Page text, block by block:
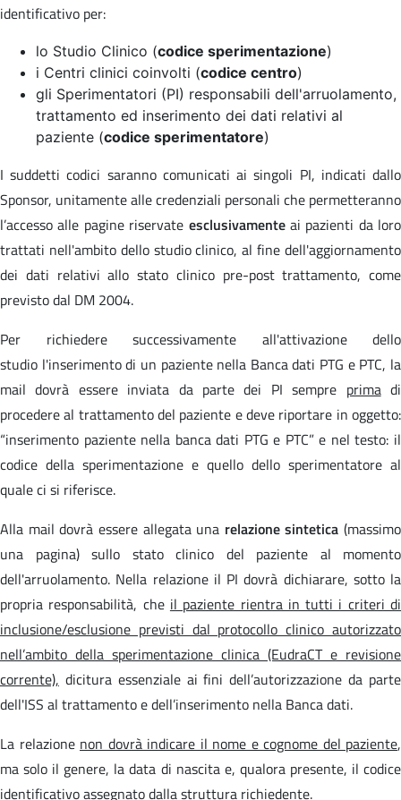
identificativo per:
lo Studio Clinico (codice sperimentazione)
i Centri clinici coinvolti (codice centro)
gli Sperimentatori (PI) responsabili dell'arruolamento,
trattamento ed inserimento dei dati relativi al
paziente (codice sperimentatore)
I suddetti codici saranno comunicati ai singoli PI, indicati dallo
Sponsor, unitamente alle credenziali personali che permetteranno
l’accesso alle pagine riservate esclusivamente ai pazienti da loro
trattati nell'ambito dello studio clinico, al fine dell'aggiornamento
dei dati relativi allo stato clinico pre-post trattamento, come
previsto dal DM 2004.
Per richiedere successivamente all'attivazione dello
studio l'inserimento di un paziente nella Banca dati PTG e PTC, la
mail dovrà essere inviata da parte dei PI sempre primadi
procedere al trattamento del paziente e deve riportare in oggetto:
“inserimento paziente nella banca dati PTG e PTC” e nel testo: il
codice della sperimentazione e quello dello sperimentatore al
quale ci si riferisce.
Alla mail dovrà essere allegata una relazione sintetica (massimo
una pagina) sullo stato clinico del paziente al momento
dell'arruolamento. Nella relazione il PI dovrà dichiarare, sotto la
propria responsabilità, che il paziente rientra in tutti i criteri di
inclusione/esclusione previsti dal protocollo clinico autorizzato
nell’ambito della sperimentazione clinica (EudraCT e revisione
corrente), dicitura essenziale ai fini dell’autorizzazione da parte
dell'ISS al trattamento e dell’inserimento nella Banca dati.
La relazione non dovrà indicare il nome e cognome del paziente,
ma solo il genere, la data di nascita e, qualora presente, il codice
identificativo assegnato dalla struttura richiedente.